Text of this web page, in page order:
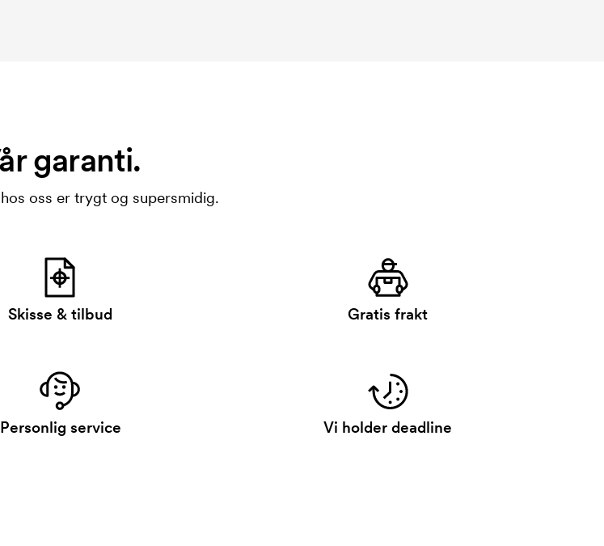
garanti.
oss er trygt og supersmidig.
Skisse & tilbud Gratis frakt
Personlig service Vi holder deadline